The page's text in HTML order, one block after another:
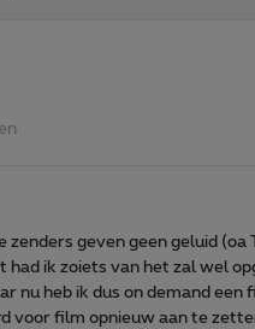
geven geen geluid (oa
had ik zoiets van het zal wel
nu heb ik dus on demand een
voor film opnieuw aan te